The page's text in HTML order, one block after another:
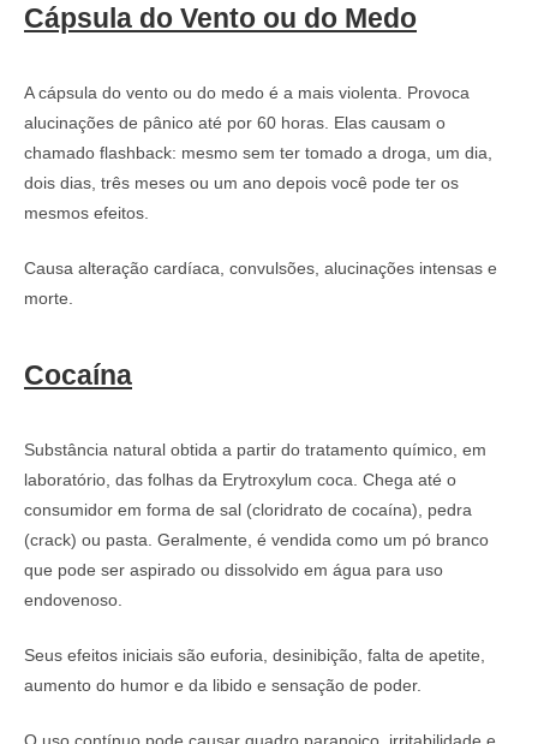
Cápsula do Vento ou do Medo
A cápsula do vento ou do medo é a mais violenta. Provoca
alucinações de pânico até por 60 horas. Elas causam o
chamado flashback: mesmo sem ter tomado a droga, um dia,
dois dias, três meses ou um ano depois você pode ter os
mesmos efeitos.
Causa alteração cardíaca, convulsões, alucinações intensas e
morte.
Cocaína
Substância natural obtida a partir do tratamento químico, em
laboratório, das folhas da Erytroxylum coca. Chega até o
consumidor em forma de sal (cloridrato de cocaína), pedra
(crack) ou pasta. Geralmente, é vendida como um pó branco
que pode ser aspirado ou dissolvido em água para uso
endovenoso.
Seus efeitos iniciais são euforia, desinibição, falta de apetite,
aumento do humor e da libido e sensação de poder.